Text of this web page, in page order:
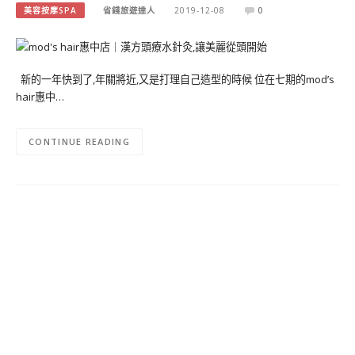
美容按摩SPA 省錢旅遊達人 2019-12-08 0
新的一年快到了,年關將近,又是打理自己造型的時候 位在七期的mod’s
hair惠中…
CONTINUE READING